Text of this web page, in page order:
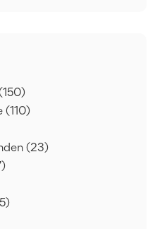
(110)
(23)